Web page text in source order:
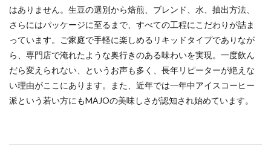
はありません。生豆の選別から焙煎、ブレンド、水、抽出方法、
さらにはパッケージに至るまで、すべての工程にこだわりが詰ま
っています。ご家庭で手軽に楽しめるリキッドタイプでありなが
ら、専門店で淹れたような奥行きのある味わいを実現。一度飲ん
だら変えられない、というお声も多く、長年リピーターが絶えな
い理由がここにあります。また、近年では一年中アイスコーヒー
派という若い方にもMAJOの美味しさが認知され始めています。